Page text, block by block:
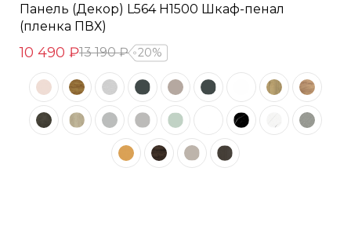
Панель (Декор) L564 H1500 Шкаф-пенал
(пленка ПВХ)
10 490 ₽13 190 ₽ 20%